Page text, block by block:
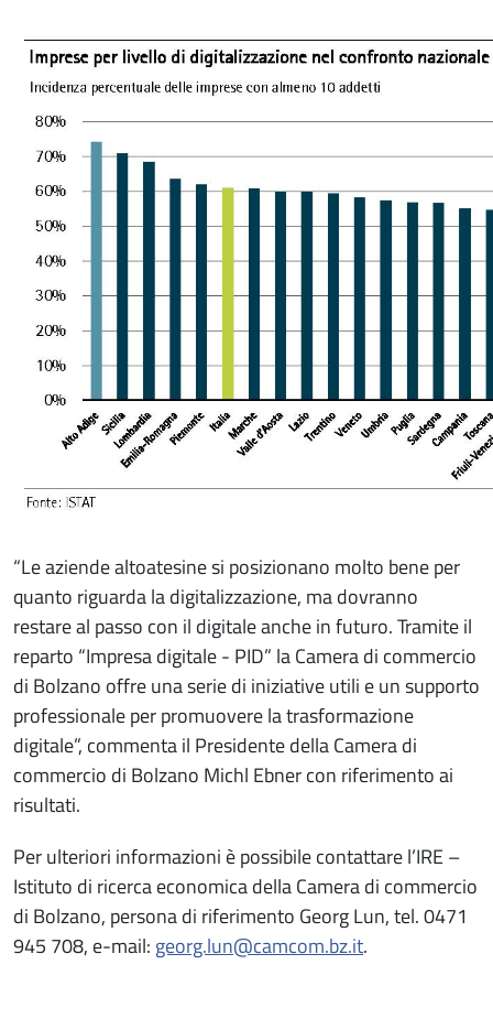
“Le aziende altoatesine si posizionano molto bene per
quanto riguarda la digitalizzazione, ma dovranno
restare al passo con il digitale anche in futuro. Tramite il
reparto “Impresa digitale - PID” la Camera di commercio
di Bolzano offre una serie di iniziative utili e un supporto
professionale per promuovere la trasformazione
digitale”, commenta il Presidente della Camera di
commercio di Bolzano Michl Ebner con riferimento ai
risultati.
Per ulteriori informazioni è possibile contattare l’IRE –
Istituto di ricerca economica della Camera di commercio
di Bolzano, persona di riferimento Georg Lun, tel. 0471
945 708, e-mail: georg.lun@camcom.bz.it.